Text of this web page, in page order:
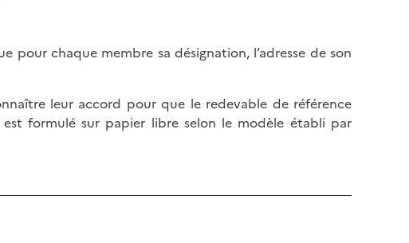
chaque membre sa désignation, l’adresse de son
leur accord pour que le redevable de référence
formulé sur papier libre selon le modèle établi par